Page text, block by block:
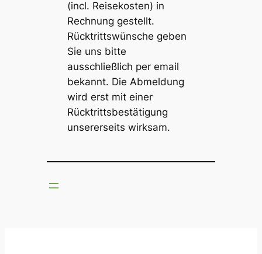
(incl. Reisekosten) in
Rechnung gestellt.
Rücktrittswünsche geben
Sie uns bitte
ausschließlich per email
bekannt. Die Abmeldung
wird erst mit einer
Rücktrittsbestätigung
unsererseits wirksam.